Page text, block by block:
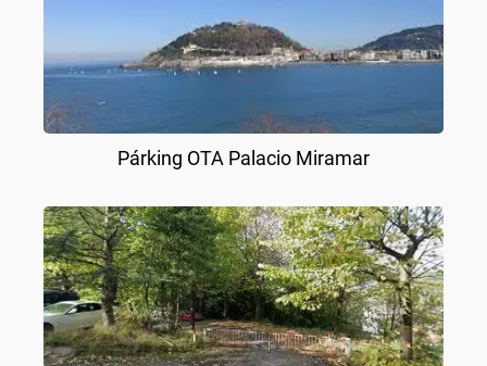
Párking OTA Palacio Miramar